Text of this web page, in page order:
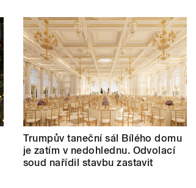
Trumpův taneční sál Bílého domu
je zatím v nedohlednu. Odvolací
soud nařídil stavbu zastavit